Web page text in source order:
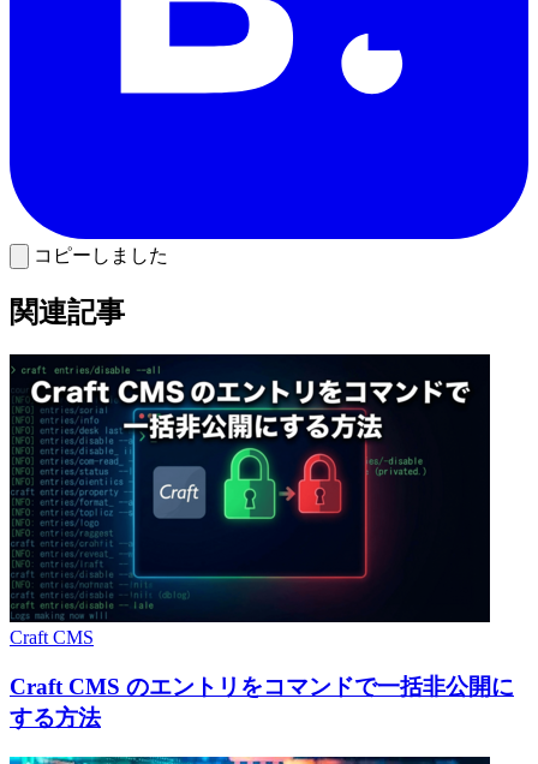
コピーしました
関連記事
Craft CMS
Craft CMS のエントリをコマンドで一括非公開に
する方法